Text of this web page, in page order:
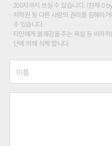
200자까지 쓰실 수 있습니다. (현재 0
저작권 등 다른 사람의 권리를 침해하
수 있습니다.
타인에게 불쾌감을 주는 욕설 등 비하
단에 의해 삭제 합니다.